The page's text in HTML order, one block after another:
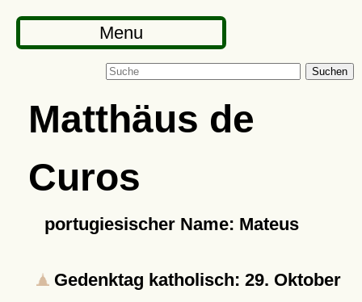
Menu
Suchen
Matthäus de
Curos
portugiesischer Name: Mateus
Gedenktag katholisch: 29. Oktober